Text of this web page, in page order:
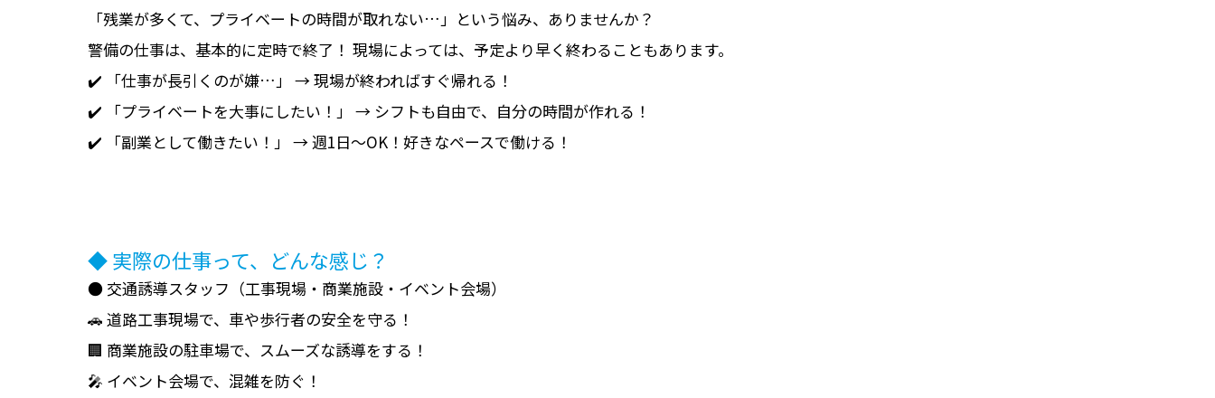
「残業が多くて、プライベートの時間が取れない…」という悩み、ありませんか？
警備の仕事は、基本的に定時で終了！ 現場によっては、予定より早く終わることもあります。
✔️ 「仕事が長引くのが嫌…」 → 現場が終わればすぐ帰れる！
✔️ 「プライベートを大事にしたい！」 → シフトも自由で、自分の時間が作れる！
✔️ 「副業として働きたい！」 → 週1日～OK！好きなペースで働ける！
◆ 実際の仕事って、どんな感じ？
● 交通誘導スタッフ（工事現場・商業施設・イベント会場）
🚗 道路工事現場で、車や歩行者の安全を守る！
🏢 商業施設の駐車場で、スムーズな誘導をする！
🎤 イベント会場で、混雑を防ぐ！